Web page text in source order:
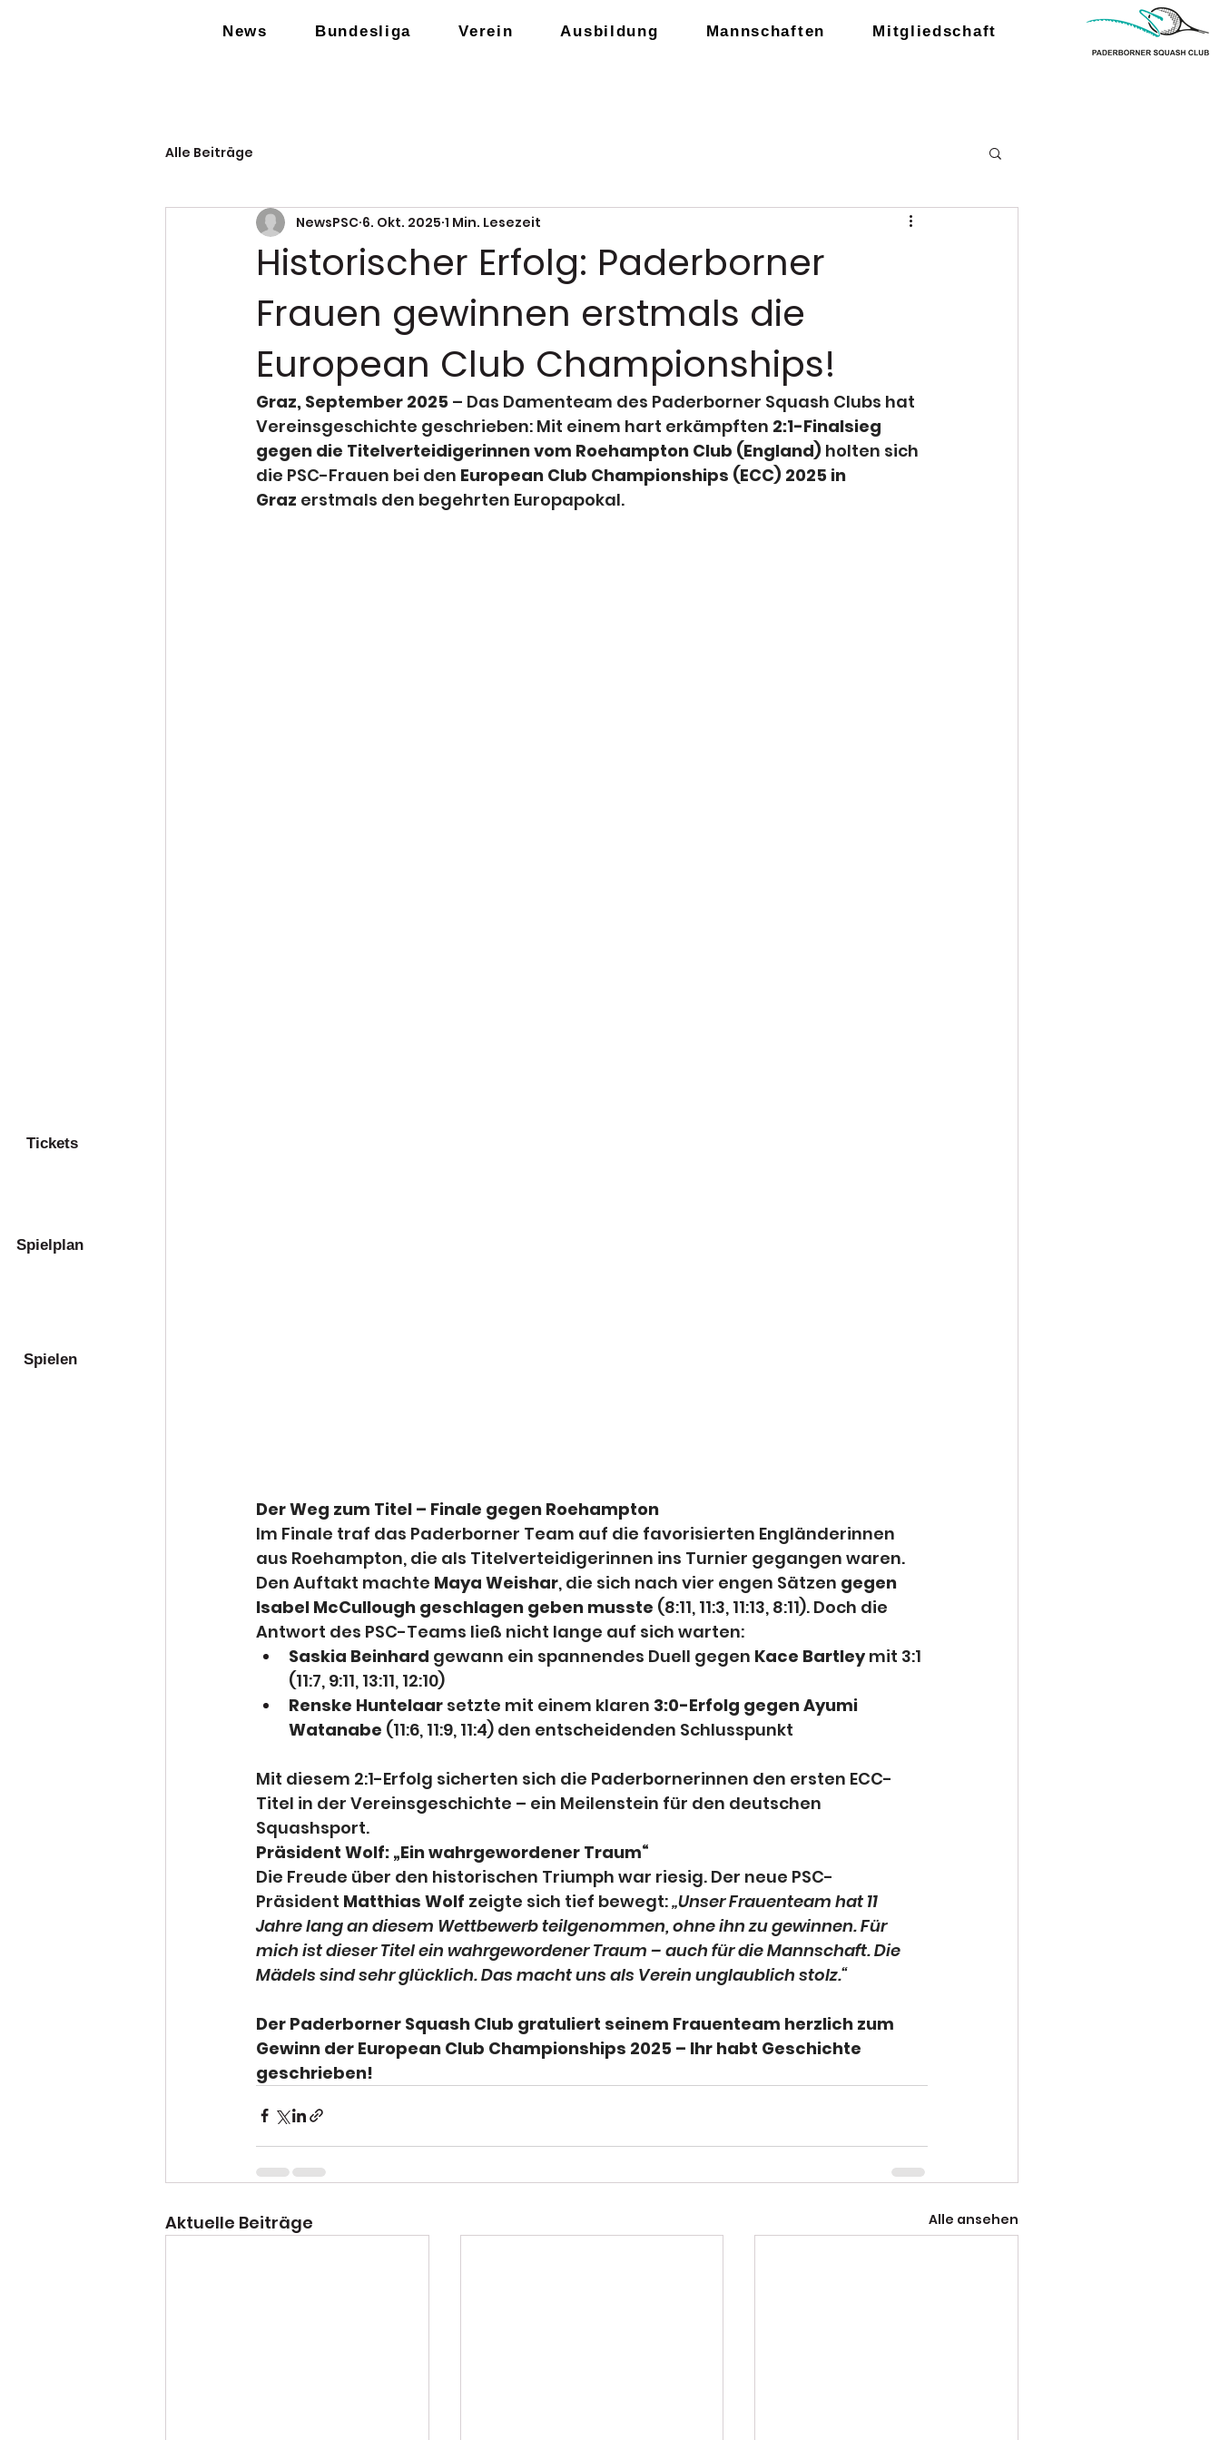
News Bundesliga Verein Ausbildung Mannschaften Mitgliedschaft
Tickets
Spielplan
Spielen
Alle Beiträge
Historischer Erfolg: Paderborner
Frauen gewinnen erstmals die
European Club Championships!
NewsPSC 6. Okt. 2025 1 Min. Lesezeit
Graz, September 2025 – Das Damenteam des Paderborner Squash Clubs hat
Vereinsgeschichte geschrieben: Mit einem hart erkämpften 2:1-Finalsieg
gegen die Titelverteidigerinnen vom Roehampton Club (England) holten sich
die PSC-Frauen bei den European Club Championships (ECC) 2025 in
Graz erstmals den begehrten Europapokal.
Der Weg zum Titel – Finale gegen Roehampton
Im Finale traf das Paderborner Team auf die favorisierten Engländerinnen
aus Roehampton, die als Titelverteidigerinnen ins Turnier gegangen waren.
Den Auftakt machte Maya Weishar, die sich nach vier engen Sätzen gegen
Isabel McCullough geschlagen geben musste (8:11, 11:3, 11:13, 8:11). Doch die
Antwort des PSC-Teams ließ nicht lange auf sich warten:
Saskia Beinhard gewann ein spannendes Duell gegen Kace Bartley mit 3:1
(11:7, 9:11, 13:11, 12:10)
Renske Huntelaar setzte mit einem klaren 3:0-Erfolg gegen Ayumi
Watanabe (11:6, 11:9, 11:4) den entscheidenden Schlusspunkt
Mit diesem 2:1-Erfolg sicherten sich die Paderbornerinnen den ersten ECC-
Titel in der Vereinsgeschichte – ein Meilenstein für den deutschen
Squashsport.
Präsident Wolf: „Ein wahrgewordener Traum“
Die Freude über den historischen Triumph war riesig. Der neue PSC-
Präsident Matthias Wolf zeigte sich tief bewegt: „Unser Frauenteam hat 11
Jahre lang an diesem Wettbewerb teilgenommen, ohne ihn zu gewinnen. Für
mich ist dieser Titel ein wahrgewordener Traum – auch für die Mannschaft. Die
Mädels sind sehr glücklich. Das macht uns als Verein unglaublich stolz.“
Der Paderborner Squash Club gratuliert seinem Frauenteam herzlich zum
Gewinn der European Club Championships 2025 – Ihr habt Geschichte
geschrieben!
Aktuelle Beiträge Alle ansehen